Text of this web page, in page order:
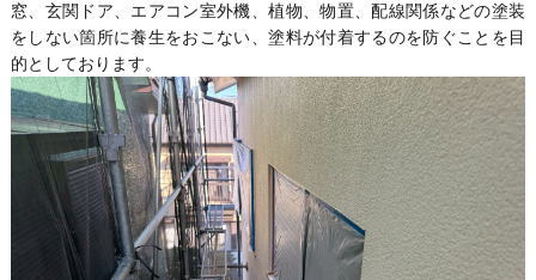
窓、玄関ドア、エアコン室外機、植物、物置、配線関係などの塗装
をしない箇所に養生をおこない、塗料が付着するのを防ぐことを目
的としております。